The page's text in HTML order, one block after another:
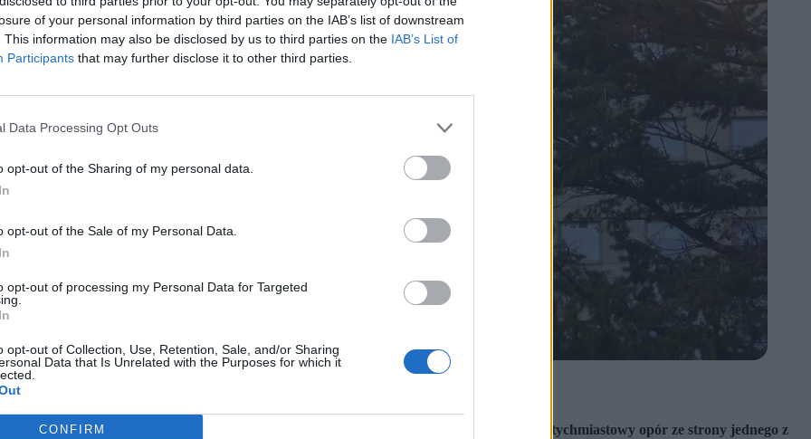
of your personal information by third parties on the IAB’s list of downstream
This information may also be disclosed by us to third parties on the IAB’s List of
Participants that may further disclose it to other third parties.
Data Processing Opt Outs
opt-out of the Sharing of my personal data.
opt-out of the Sale of my Personal Data.
opt-out of processing my Personal Data for Targeted
opt-out of Collection, Use, Retention, Sale, and/or Sharing
Data that Is Unrelated with the Purposes for which it
CONFIRM
Shutterstock)
nie przejdzie”.
nadawcy realizacji obowiązków w zakresie rzetelności oraz pluralizmu.
w studiu, że obie formacje miały charakter narodowowyzwoleńczy. Wywołało to natychmiastowy opór ze strony jednego z